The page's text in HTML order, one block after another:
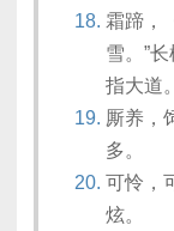
霜蹄，
雪。”
指大道
厮养，
多。
可怜，
炫。